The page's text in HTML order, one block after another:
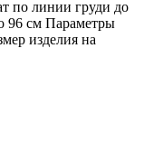
по линии груди до
96 см Параметры
изделия на